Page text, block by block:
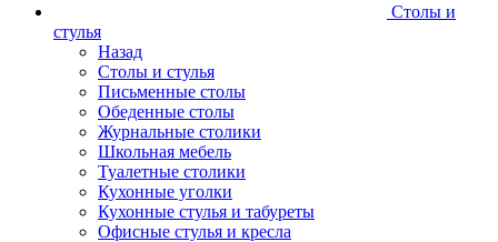
Столы и
стулья
Назад
Столы и стулья
Письменные столы
Обеденные столы
Журнальные столики
Школьная мебель
Туалетные столики
Кухонные уголки
Кухонные стулья и табуреты
Офисные стулья и кресла